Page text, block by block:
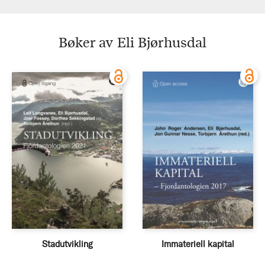
Bøker av Eli Bjørhusdal
Stadutvikling
Immateriell kapital